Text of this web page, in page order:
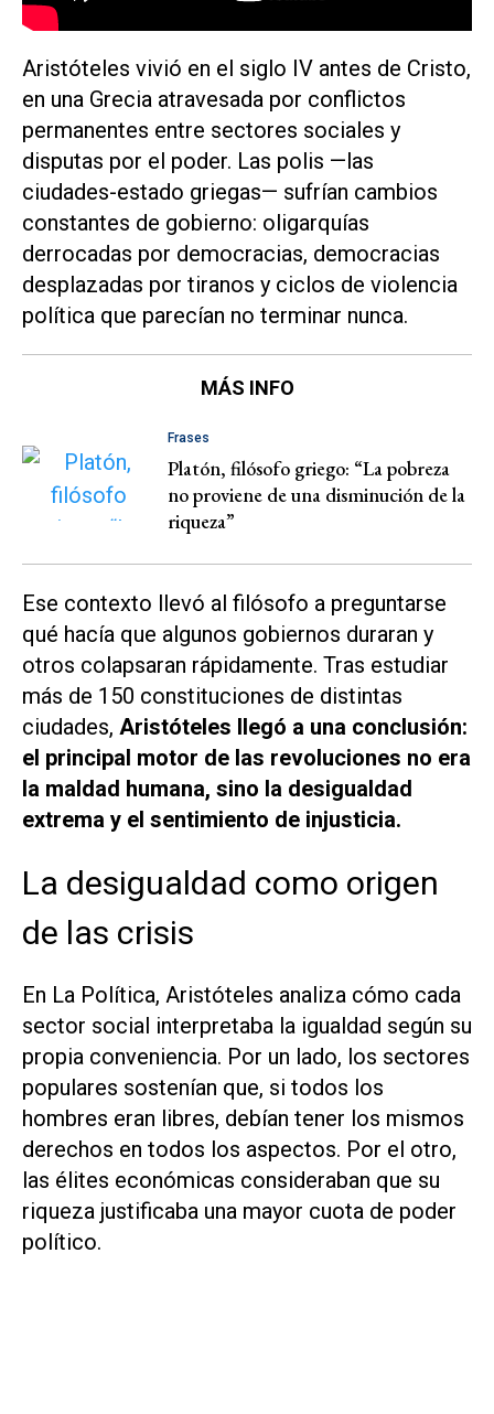
Aristóteles vivió en el siglo IV antes de Cristo,
en una Grecia atravesada por conflictos
permanentes entre sectores sociales y
disputas por el poder. Las polis —las
ciudades-estado griegas— sufrían cambios
constantes de gobierno: oligarquías
derrocadas por democracias, democracias
desplazadas por tiranos y ciclos de violencia
política que parecían no terminar nunca.
MÁS INFO
Frases
Platón, filósofo griego: “La pobreza
no proviene de una disminución de la
riqueza”
Ese contexto llevó al filósofo a preguntarse
qué hacía que algunos gobiernos duraran y
otros colapsaran rápidamente. Tras estudiar
más de 150 constituciones de distintas
ciudades, Aristóteles llegó a una conclusión:
el principal motor de las revoluciones no era
la maldad humana, sino la desigualdad
extrema y el sentimiento de injusticia.
La desigualdad como origen
de las crisis
En La Política, Aristóteles analiza cómo cada
sector social interpretaba la igualdad según su
propia conveniencia. Por un lado, los sectores
populares sostenían que, si todos los
hombres eran libres, debían tener los mismos
derechos en todos los aspectos. Por el otro,
las élites económicas consideraban que su
riqueza justificaba una mayor cuota de poder
político.